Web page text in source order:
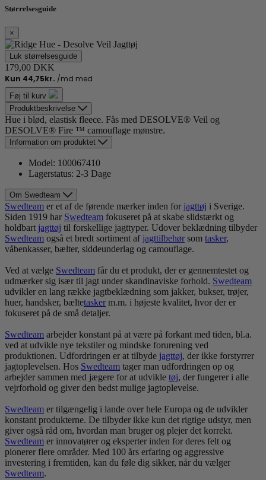
Størrelsesguide
×
Luk størrelsesguide
179,00 DKK
Føj til kurv
Produktbeskrivelse
Hue i blød, elastisk fleece. Fås med DESOLVE® Veil og
DESOLVE® Fire ™ camouflage mønstre.
Information om produktet
Model: 100067410
Lagerstatus: 2-3 Dage
Om Swedteam
Swedteam er et af de førende mærker inden for jagttøj i Sverige.
Siden 1919 har Swedteam fokuseret på at skabe slidstærkt og
holdbart jagttøj til forskellige jagttyper. Udover beklædning tilbyder
Swedteam også et bredt sortiment af jagttilbehør som tasker,
våbenkasser, bælter, siddeunderlag og camouflage.
Ved at vælge Swedteam får du et produkt, der er gennemtestet og
udmærker sig især til jagt under skandinaviske forhold. Swedteam
udvikler en lang række jagtbeklædning som jakker, bukser, trøjer,
huer, handsker, bæltetasker m.m. i højeste kvalitet, hvor der er
fokuseret på de små detaljer.
Swedteam arbejder konstant på at være på forkant med tiden, bl.a.
ved at udvikle nye tekstiler og mindske forurening ved
produktionen. Udfordringen er at tilbyde jagttøj, der ikke forstyrrer
jagtoplevelsen. Hos Swedteam tager man udfordringen op og
arbejder sammen med jægere for at udvikle tøj, der fungerer i alle
vejrforhold og giver den bedst mulige jagtoplevelse.
Swedteam er tilgængelig i lande over hele Europa og de udvikler
konstant produkterne. De tilbyder ikke kun det rigtige udstyr, men
giver også råd om, hvordan man bruger og plejer det korrekt.
Swedteam er innovatører og eksperter inden for deres felt og
pionerer flere områder. Med 100 års erfaring og aggressive
investering i fremtiden, kan du føle dig sikker, når du vælger
Swedteam.